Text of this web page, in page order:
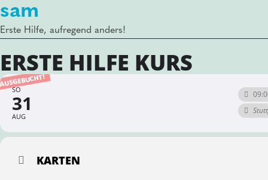
sam
Erste Hilfe, aufregend anders!
ERSTE HILFE KURS
SO
31
AUG
KARTEN